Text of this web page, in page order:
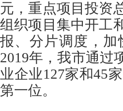
元，重点项目投资
组织项目集中开工
报、分片调度，
2019年，我市通过
业企业127家和45
第一位。